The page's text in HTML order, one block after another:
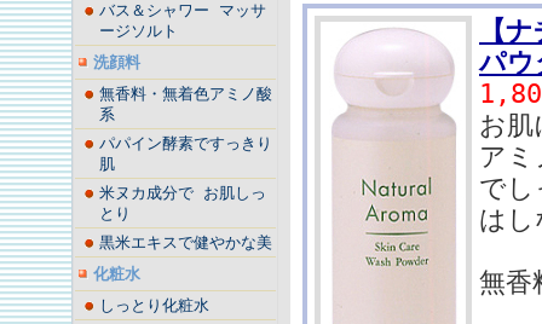
バス＆シャワー マッサ
ージソルト
洗顔料
無香料・無着色アミノ酸
系
パパイン酵素ですっきり
肌
米ヌカ成分で お肌しっ
とり
黒米エキスで健やかな美
化粧水
しっとり化粧水
【
パ
お肌
アミ
でし
はし
無香